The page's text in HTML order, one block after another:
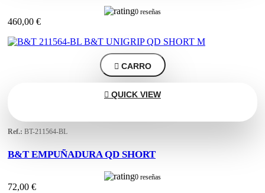
0 reseñas
460,00 €
 CARRO
 QUICK VIEW
Ref.: BT-211564-BL
B&T EMPUÑADURA QD SHORT
0 reseñas
72,00 €